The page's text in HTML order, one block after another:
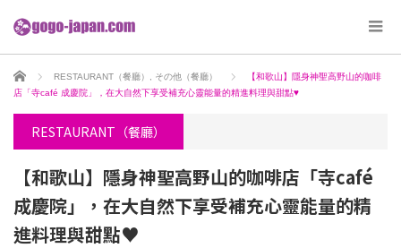
ホーム RESTAURANT（餐廳） その他（餐廳）
【和歌山】隱身神聖高野山的咖啡
店「寺café 成慶院」，在大自然下享受補充心靈能量的精進料理與甜點♥
RESTAURANT（餐廳）
【和歌山】隱身神聖高野山的咖啡店「寺café
成慶院」，在大自然下享受補充心靈能量的精
進料理與甜點♥